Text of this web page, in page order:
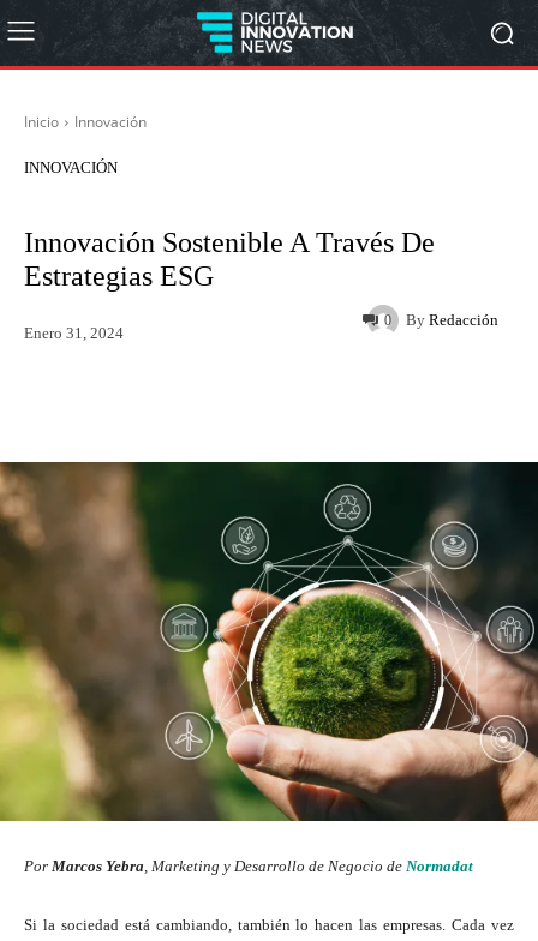
Inicio Innovación
INNOVACIÓN
Innovación Sostenible A Través De
Estrategias ESG
By Redacción
Enero 31, 2024
0
Por Marcos Yebra , Marketing y Desarrollo de Negocio de Normadat
Si la sociedad está cambiando, también lo hacen las empresas. Cada vez